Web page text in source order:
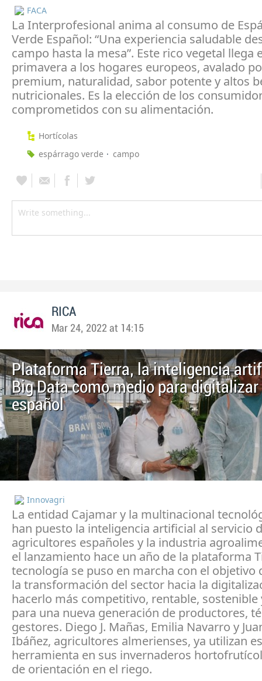
FACA
La Interprofesional anima al consumo de
Verde Español: “Una experiencia saludable
campo hasta la mesa”. Este rico vegetal llega
primavera a los hogares europeos, avalado
premium, naturalidad, sabor potente y altos
nutricionales. Es la elección de los
comprometidos con su alimentación.
Hortícolas
espárrago verde
campo
RICA
Mar 24, 2022 at 14:15
Plataforma Tierra, la inteligencia
Big Data como medio para
español
Innovagri
La entidad Cajamar y la multinacional
han puesto la inteligencia artificial al servicio
agricultores españoles y la industria
el lanzamiento hace un año de la plataforma
tecnología se puso en marcha con el objetivo
la transformación del sector hacia la
hacerlo más competitivo, rentable, sostenible
para una nueva generación de productores,
gestores. Diego J. Mañas, Emilia Navarro y
Ibáñez, agricultores almerienses, ya utilizan
herramienta en sus invernaderos
de orientación en el riego.